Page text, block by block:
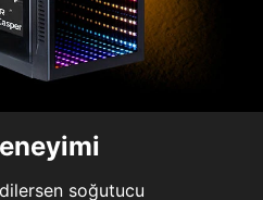
dilersen soğutucu